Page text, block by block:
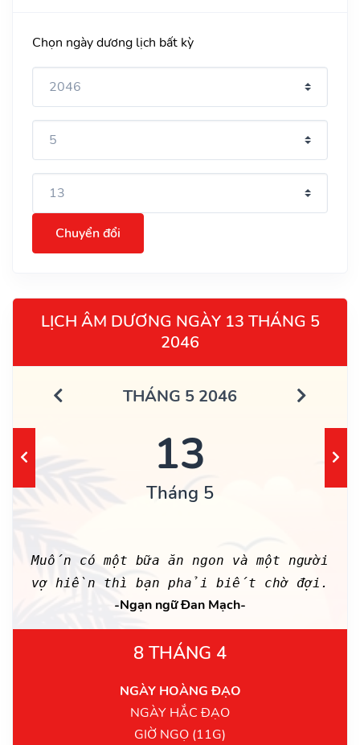
Chọn ngày dương lịch bất kỳ
Chuyển đổi
LỊCH ÂM DƯƠNG NGÀY 13 THÁNG 5
2046
THÁNG 5 2046
13
Tháng 5
Muốn có một bữa ăn ngon và một người
vợ hiền thì bạn phải biết chờ đợi.
-Ngạn ngữ Đan Mạch-
8 THÁNG 4
NGÀY HOÀNG ĐẠO
NGÀY HẮC ĐẠO
GIỜ NGỌ (11G)